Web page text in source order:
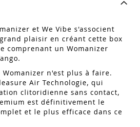
et We Vibe s'associent
plaisir en créant cette box
comprenant un Womanizer
n'est plus à faire.
Air Technologie, qui
clitoridienne sans contact,
est définitivement le
et le plus efficace dans ce